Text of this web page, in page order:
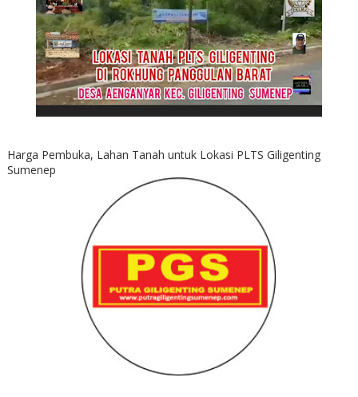
Harga Pembuka, Lahan Tanah untuk Lokasi PLTS Giligenting
Sumenep